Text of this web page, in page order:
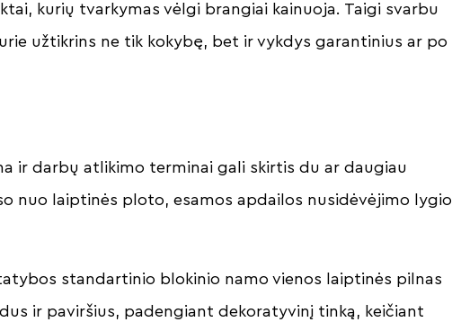
kurių tvarkymas vėlgi brangiai kainuoja. Taigi svarbu
užtikrins ne tik kokybę, bet ir vykdys garantinius ar po
ir darbų atlikimo terminai gali skirtis du ar daugiau
nuo laiptinės ploto, esamos apdailos nusidėvėjimo lygio
standartinio blokinio namo vienos laiptinės pilnas
ir paviršius, padengiant dekoratyvinį tinką, keičiant